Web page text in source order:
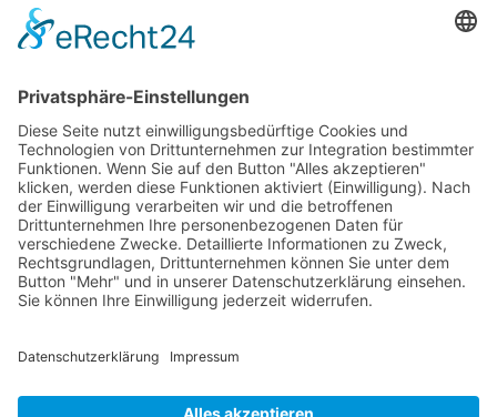
Dronus sichert sich 15 Millionen Dollar und treibt
den Aufbau autonomer Luftinfrastruktur voran
Wichtiges
Impressum
Datenschutz
Kooperation
Werbung
Presse- und Öffentlichkeitsarbeit
Aktuelles
Themenwelt